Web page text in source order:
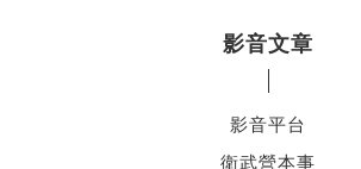
影音文章
影音平台
衛武營本事